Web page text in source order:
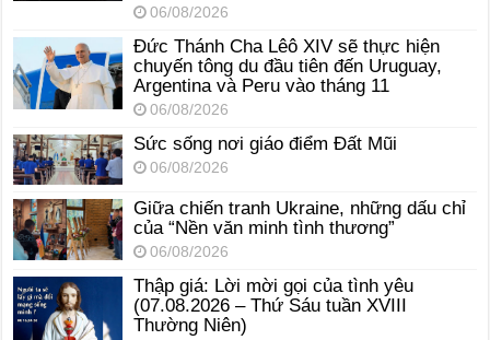
06/08/2026
Đức Thánh Cha Lêô XIV sẽ thực hiện
chuyến tông du đầu tiên đến Uruguay,
Argentina và Peru vào tháng 11
06/08/2026
Sức sống nơi giáo điểm Đất Mũi
06/08/2026
Giữa chiến tranh Ukraine, những dấu chỉ
của “Nền văn minh tình thương”
06/08/2026
Thập giá: Lời mời gọi của tình yêu
(07.08.2026 – Thứ Sáu tuần XVIII
Thường Niên)